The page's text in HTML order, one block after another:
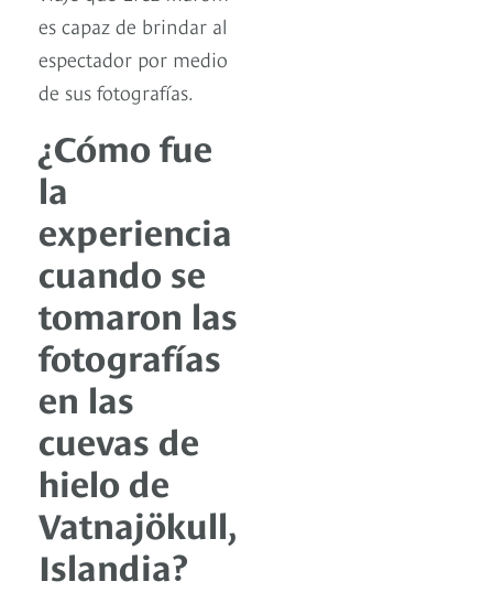
es capaz de brindar al
espectador por medio
de sus fotografías.
¿Cómo fue
la
experiencia
cuando se
tomaron las
fotografías
en las
cuevas de
hielo de
Vatnajökull,
Islandia?